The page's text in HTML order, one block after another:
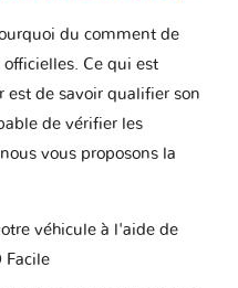
du comment de
Ce qui est
de savoir qualifier son
de vérifier les
vous proposons la
véhicule à l'aide de
Facile